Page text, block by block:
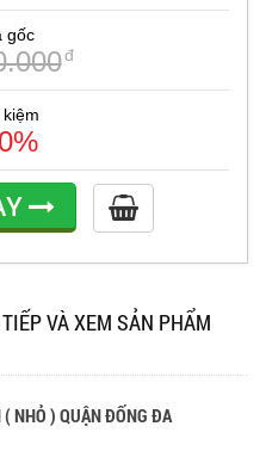
gốc
đ
VÀ XEM SẢN PHẨM
NHỎ ) QUẬN ĐỐNG ĐA